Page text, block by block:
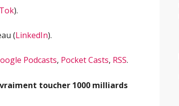
).
(LinkedIn).
Podcasts, Pocket Casts, RSS.
toucher 1000 milliards